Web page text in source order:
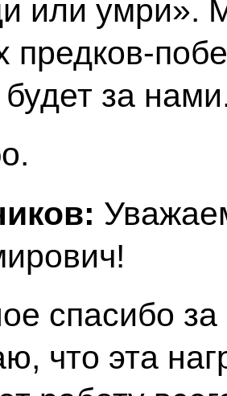
или умри».
предков-
за
спасибо
что эта